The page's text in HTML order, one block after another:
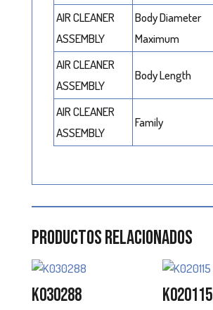
AIR CLEANER
ASSEMBLY
Body Diameter
Maximum
AIR CLEANER
ASSEMBLY
Body Length
AIR CLEANER
ASSEMBLY
Family
Productos relacionados
K030288 K020115